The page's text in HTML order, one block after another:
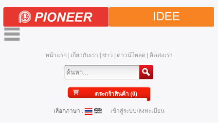
IDEE
หน้าแรก| เกี่ยวกับเรา ข่าว ดาวน์โหลด ติดต่อเรา
ตระกร้าสินค้า (0)
เลือกภาษา : เข้าสู่ระบบ/ลงทะเบียน